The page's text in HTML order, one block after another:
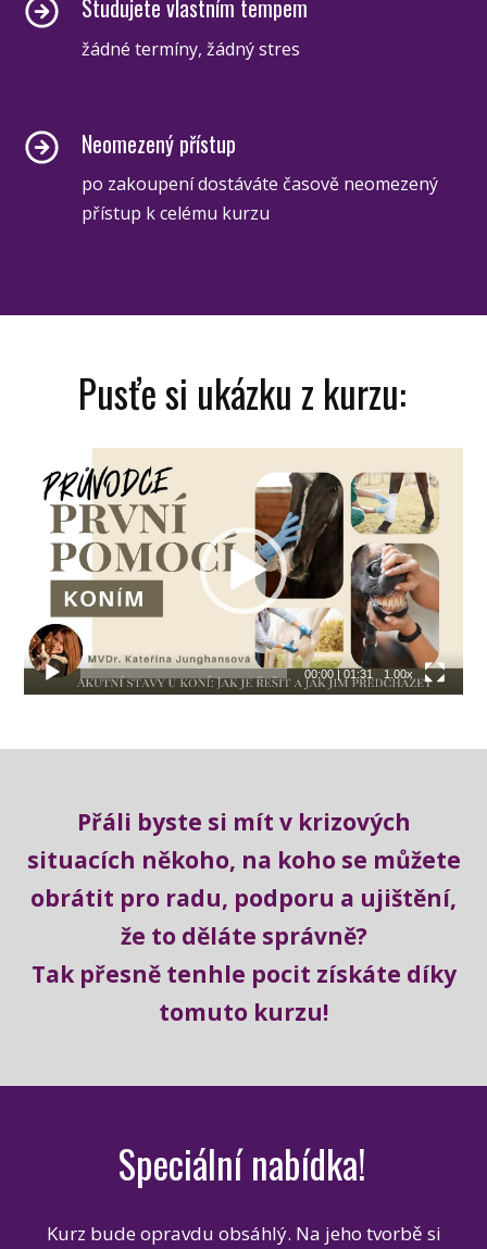
Studujete vlastním tempem
žádné termíny, žádný stres
Neomezený přístup
po zakoupení dostáváte časově neomezený
přístup k celému kurzu
Pusťe si ukázku z kurzu:
přehrávač
00:00| 01:31 1.00x
Přáli byste si mít v krizových
situacích někoho, na koho se můžete
obrátit pro radu, podporu a ujištění,
že to děláte správně?
Tak přesně tenhle pocit získáte díky
tomuto kurzu!
Speciální nabídka!
Kurz bude opravdu obsáhlý. Na jeho tvorbě si